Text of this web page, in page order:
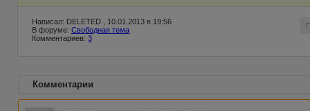
Написал: DELETED , 10.01.2013 в 19:56
В форуме: Свободная тема
Комментариев: 3
Комментарии